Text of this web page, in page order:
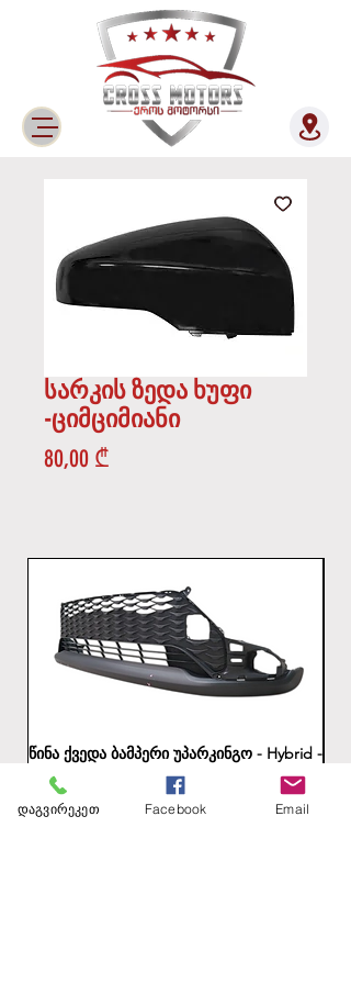
სარკის ზედა ხუფი
-ციმციმიანი
80,00 ₾
წინა ქვედა ბამპერი უპარკინგო - Hybrid -
გზაშია
Price
1,00 ₾
დაგვირეკეთ Facebook Email